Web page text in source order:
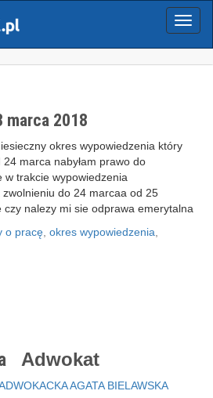
Menu
marca 2018
okres wypowiedzenia który
24 marca nabyłam prawo do
trakcie wypowiedzenia
zwolnieniu do 24 marcaa od 25
nalezy mi sie odprawa emerytalna
o pracę okres wypowiedzenia
Adwokat
AGATA BIELAWSKA